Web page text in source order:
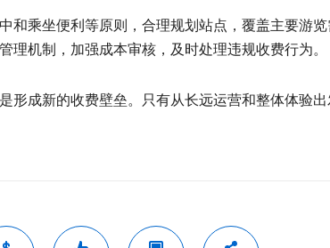
和乘坐便利等原则，合理规划站点，覆盖主要游
机制，加强成本审核，及时处理违规收费行为。
形成新的收费壁垒。只有从长远运营和整体体验